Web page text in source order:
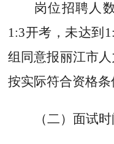
岗位招聘人
1:3开考，未达到 1:
组同意报丽江市
按实际符合资格条
（二）面试